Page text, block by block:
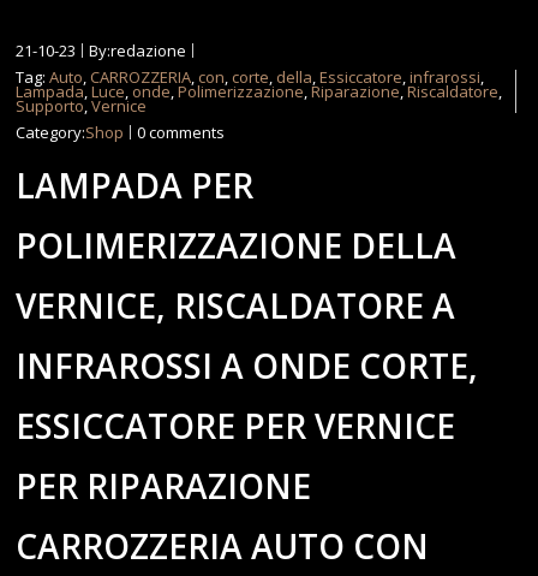
21-10-23
By:redazione
Tag:Auto, CARROZZERIA, con, corte, della,Essiccatore,infrarossi,
Lampada,Luce, onde,Polimerizzazione,Riparazione,Riscaldatore,
Supporto,Vernice
Category:Shop 0 comments
LAMPADA PER
POLIMERIZZAZIONE DELLA
VERNICE, RISCALDATORE A
INFRAROSSI A ONDE CORTE,
ESSICCATORE PER VERNICE
PER RIPARAZIONE
CARROZZERIA AUTO CON